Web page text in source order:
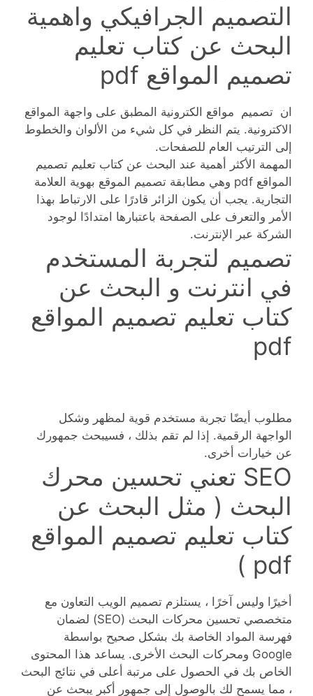
التصميم الجرافيكي واهمية
البحث عن كتاب تعليم
تصميم المواقع pdf
ان تصميم مواقع الكترونية المطبق على واجهة المواقع
الاكترونية. يتم النظر في كل شيء من الألوان والخطوط
إلى الترتيب العام للصفحات.
المهمة الأكثر أهمية عند البحث عن كتاب تعليم تصميم
المواقع pdf وهي مطابقة تصميم الموقع بهوية العلامة
التجارية. يجب أن يكون الزائر قادرًا على الارتباط بهذا
الأمر والتعرف على الصفحة باعتبارها امتدادًا لوجود
الشركة عبر الإنترنت.
تصميم لتجربة المستخدم
في انترنت و البحث عن
كتاب تعليم تصميم المواقع
pdf
مطلوب أيضًا تجربة مستخدم قوية لمظهر وشكل
الواجهة الرقمية. إذا لم تقم بذلك ، فسيبحث جمهورك
عن خيارات أخرى.
SEO تعني تحسين محرك
البحث ( مثل البحث عن
كتاب تعليم تصميم المواقع
pdf )
أخيرًا وليس آخرًا ، يستلزم تصميم الويب التعاون مع
متخصصي تحسين محركات البحث (SEO) لضمان
فهرسة المواد الخاصة بك بشكل صحيح بواسطة
Google ومحركات البحث الأخرى. يساعد هذا المحتوى
الخاص بك في الحصول على مرتبة أعلى في نتائج البحث
، مما يسمح لك بالوصول إلى جمهور أكبر يبحث عن